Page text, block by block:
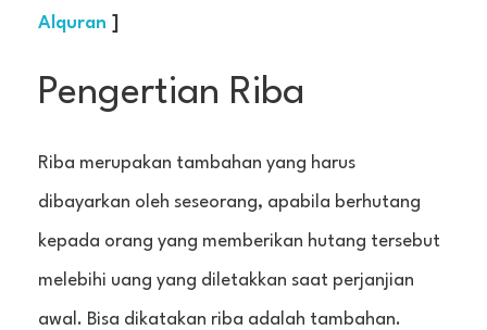
Alquran
Pengertian Riba
Riba merupakan tambahan yang harus
dibayarkan oleh seseorang, apabila berhutang
kepada orang yang memberikan hutang tersebut
melebihi uang yang diletakkan saat perjanjian
awal. Bisa dikatakan riba adalah tambahan.